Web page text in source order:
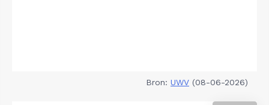
Bron: UWV (08-06-2026)